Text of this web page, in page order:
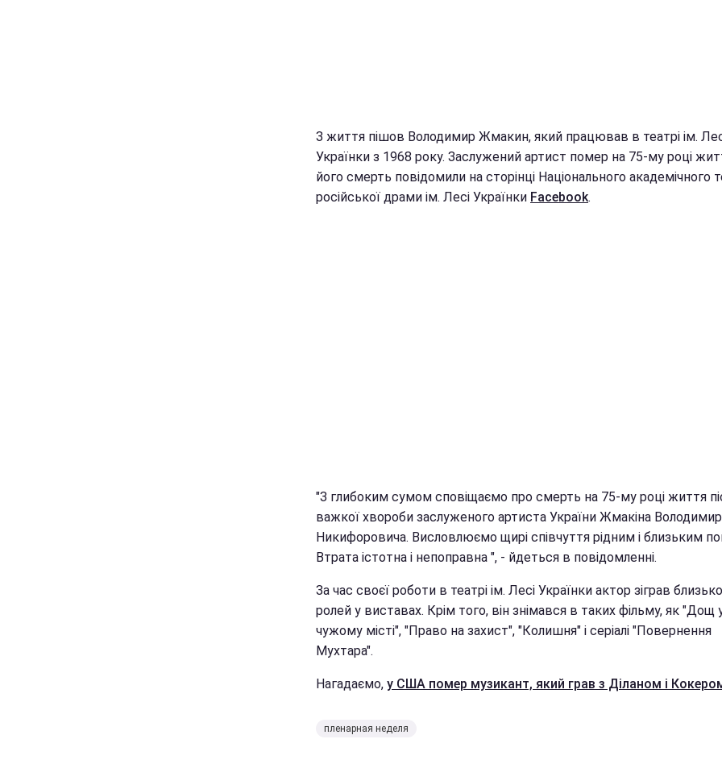
З життя пішов Володимир Жмакин, який працював в театрі ім.
Українки з 1968 року. Заслужений артист помер на 75-му році
його смерть повідомили на сторінці Національного академічного
російської драми ім. Лесі Українки Facebook.
"З глибоким сумом сповіщаємо про смерть на 75-му році життя
важкої хвороби заслуженого артиста України Жмакіна
Никифоровича. Висловлюємо щирі співчуття рідним і близьким
Втрата істотна і непоправна ", - йдеться в повідомленні.
За час своєї роботи в театрі ім. Лесі Українки актор зіграв
ролей у виставах. Крім того, він знімався в таких фільму, як "Дощ
чужому місті", "Право на захист", "Колишня" і серіалі "Повернення
Мухтара".
Нагадаємо, у США помер музикант, який грав з Діланом і
пленарная неделя